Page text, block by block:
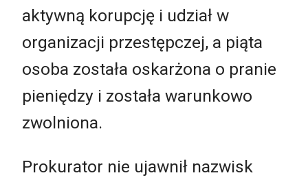
aktywną korupcję i udział w
organizacji przestępczej, a piąta
osoba została oskarżona o pranie
pieniędzy i została warunkowo
zwolniona.
Prokurator nie ujawnił nazwisk